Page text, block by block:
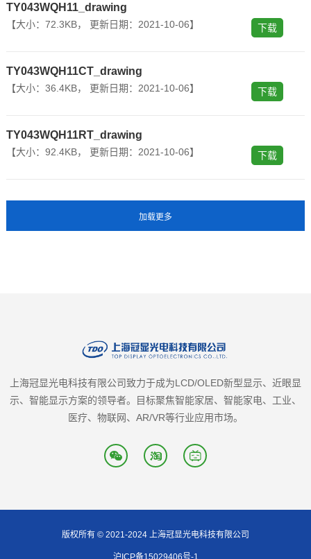
TY043WQH11_drawing
【大小：72.3KB， 更新日期：2021-10-06】 下载
TY043WQH11CT_drawing
【大小：36.4KB， 更新日期：2021-10-06】 下载
TY043WQH11RT_drawing
【大小：92.4KB， 更新日期：2021-10-06】 下载
上海冠显光电科技有限公司致力于成为LCD/OLED新型显示、近眼显
示、智能显示方案的领导者。目标聚焦智能家居、智能家电、工业、
医疗、物联网、AR/VR等行业应用市场。
版权所有 © 2021-2024 上海冠显光电科技有限公司
沪ICP备15029406号-1